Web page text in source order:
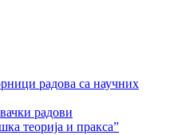
радова са научних
радови
теорија и пракса”